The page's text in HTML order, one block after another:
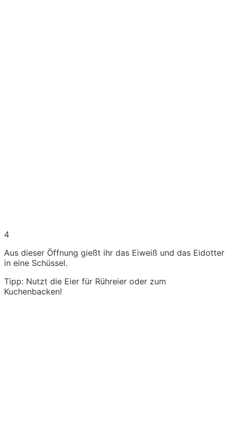
4
Aus dieser Öffnung gießt ihr das Eiweiß und das Eidotter
in eine Schüssel.
Tipp: Nutzt die Eier für Rühreier oder zum
Kuchenbacken!